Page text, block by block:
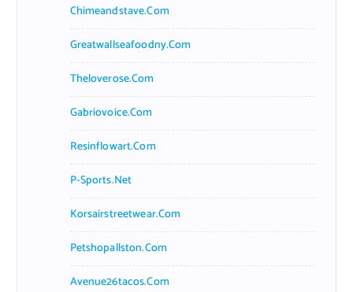
Chimeandstave.com
Greatwallseafoodny.com
Theloverose.com
Gabriovoice.com
Resinflowart.com
P-Sports.net
Korsairstreetwear.com
Petshopallston.com
Avenue26tacos.com